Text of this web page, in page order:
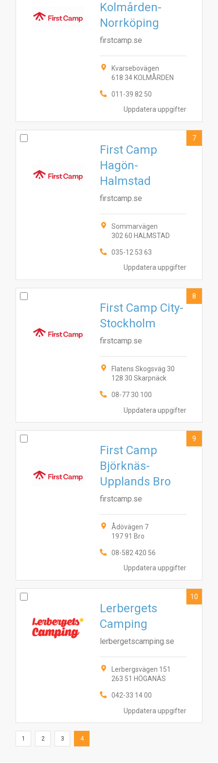
Uppdatera uppgifter
Kolmården-
Norrköping
firstcamp.se
Kvarsebovägen
618 34 KOLMÅRDEN
011-39 82 50
Uppdatera uppgifter
First Camp
Hagön-
Halmstad
firstcamp.se
Sommarvägen
302 60 HALMSTAD
035-12 53 63
7
Uppdatera uppgifter
First Camp City-
Stockholm
firstcamp.se
Flatens Skogsväg 30
128 30 Skarpnäck
08-77 30 100
8
Uppdatera uppgifter
First Camp
Björknäs-
Upplands Bro
firstcamp.se
Ådövägen 7
197 91 Bro
08-582 420 56
9
Uppdatera uppgifter
Lerbergets
Camping
lerbergetscamping.se
Lerbergsvägen 151
263 51 HÖGANÄS
042-33 14 00
10
1 2 3 4